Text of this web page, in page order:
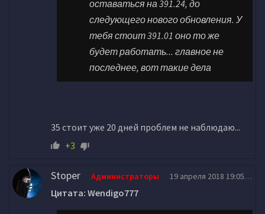
оставаться на 391.24, до
следующего нового обновления. У
тебя стоит 391.01 оно то же
будет работать... главное не
последнее, вот такие дела
35 стоит уже 20 дней проблем не наблюдаю...
+3
Stoper Администраторы 19 апреля 2018 19:05
Цитата: Wendigo777